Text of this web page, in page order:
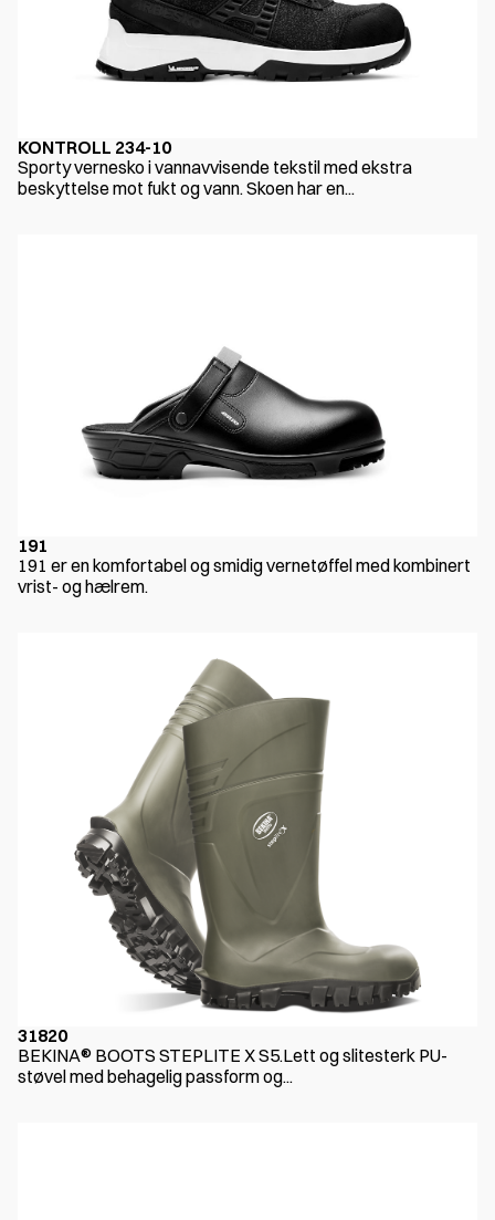
KONTROLL 234-10
Sporty vernesko i vannavvisende tekstil med ekstra
beskyttelse mot fukt og vann. Skoen har en...
191
191 er en komfortabel og smidig vernetøffel med kombinert
vrist- og hælrem.
31820
BEKINA® BOOTS STEPLITE X S5.Lett og slitesterk PU-
støvel med behagelig passform og...